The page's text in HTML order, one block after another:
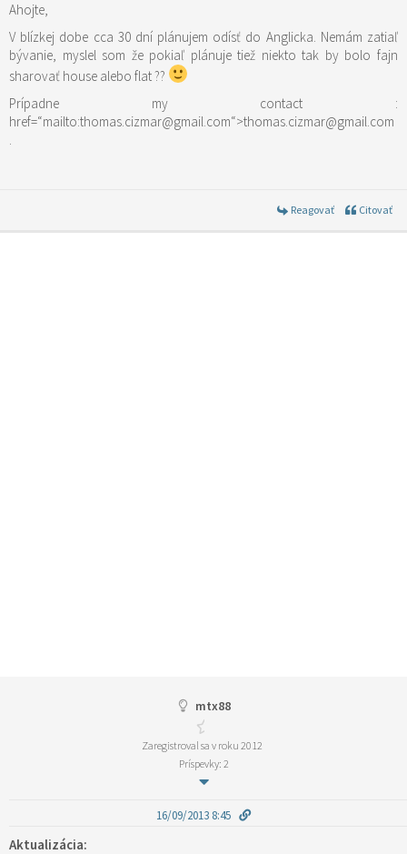
Ahojte,
V blízkej dobe cca 30 dní plánujem odísť do Anglicka. Nemám zatiaľ
bývanie, myslel som že pokiaľ plánuje tiež niekto tak by bolo fajn
sharovať house alebo flat ??
Prípadne my contact :
href=“mailto:thomas.cizmar@gmail.com“>thomas.cizmar@gmail.com
.
Reagovať Citovať
mtx88
Zaregistroval sa v roku 2012
Príspevky: 2
16/09/2013 8:45
Aktualizácia: